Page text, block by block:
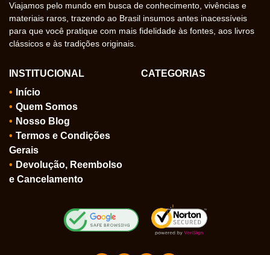
Viajamos pelo mundo em busca de conhecimento, vivências e
materiais raros, trazendo ao Brasil insumos antes inacessíveis
para que você pratique com mais fidelidade às fontes, aos livros
clássicos e às tradições originais.
INSTITUCIONAL
Início
Quem Somos
Nosso Blog
Termos e Condições
Gerais
Devolução, Reembolso
e Cancelamento
CATEGORIAS